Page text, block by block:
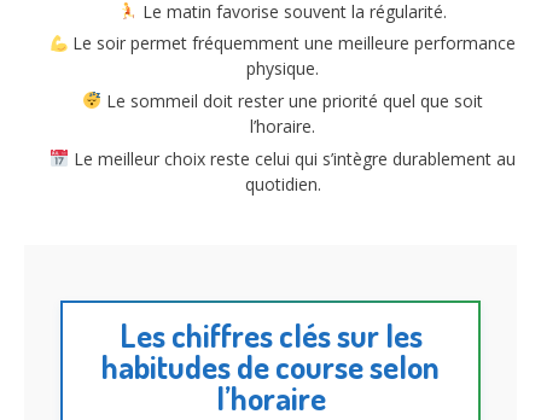
Le matin favorise souvent la régularité.
Le soir permet fréquemment une meilleure performance
physique.
Le sommeil doit rester une priorité quel que soit
l’horaire.
Le meilleur choix reste celui qui s’intègre durablement au
quotidien.
Les chiffres clés sur les
habitudes de course selon
l’horaire